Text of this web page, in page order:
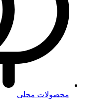
محصولات محلی